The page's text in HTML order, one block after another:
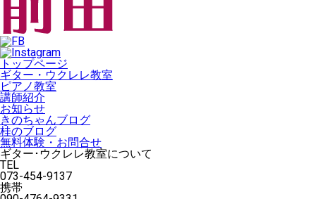
トップページ
ギター・ウクレレ教室
ピアノ教室
講師紹介
お知らせ
きのちゃんブログ
桂のブログ
無料体験・お問合せ
ギター･ウクレレ教室について
TEL
073-454-9137
携帯